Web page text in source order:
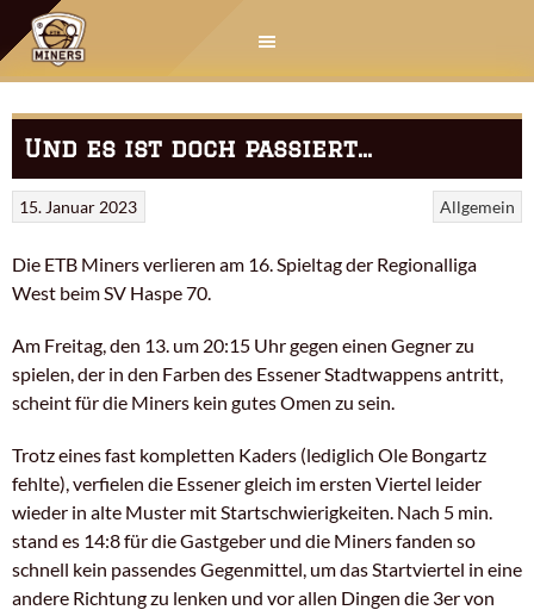
Springe
zum
Inhalt
Und es ist doch passiert…
Allgemein
15. Januar 2023
Die ETB Miners verlieren am 16. Spieltag der Regionalliga
West beim SV Haspe 70.
Am Freitag, den 13. um 20:15 Uhr gegen einen Gegner zu
spielen, der in den Farben des Essener Stadtwappens antritt,
scheint für die Miners kein gutes Omen zu sein.
Trotz eines fast kompletten Kaders (lediglich Ole Bongartz
fehlte), verfielen die Essener gleich im ersten Viertel leider
wieder in alte Muster mit Startschwierigkeiten. Nach 5 min.
stand es 14:8 für die Gastgeber und die Miners fanden so
schnell kein passendes Gegenmittel, um das Startviertel in eine
andere Richtung zu lenken und vor allen Dingen die 3er von